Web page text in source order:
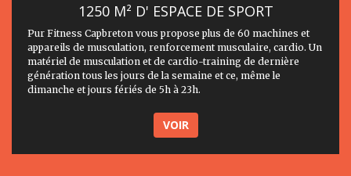
1250 M² D' ESPACE DE SPORT
Pur Fitness Capbreton vous propose plus de 60 machines et
appareils de musculation, renforcement musculaire, cardio. Un
matériel de musculation et de cardio-training de dernière
génération tous les jours de la semaine et ce, même le
dimanche et jours fériés de 5h à 23h.
VOIR